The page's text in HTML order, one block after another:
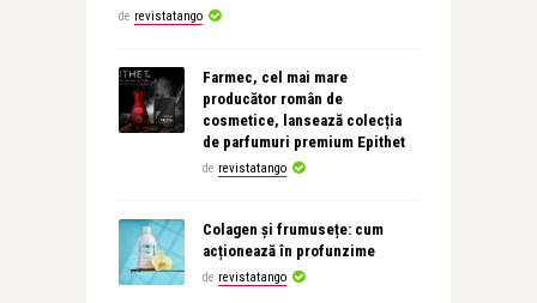
de revistatango
Farmec, cel mai mare
producător român de
cosmetice, lansează colecția
de parfumuri premium Epithet
de revistatango
Colagen și frumusețe: cum
acționează în profunzime
de revistatango